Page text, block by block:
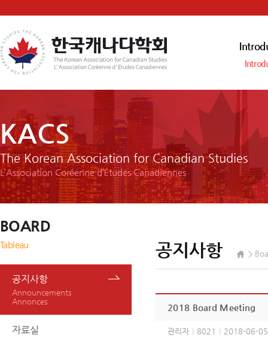
KACS
The Korean Association for Canadian Studies
L’Association Coréenne d’Études Canadiennes
BOARD
Tableau
공지사항
Announcements
Annonces
자료실
공지사항
2018 Board Meeting
관리자 8021 2018-06-